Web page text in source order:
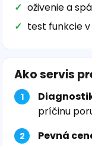
oživenie a
test funkcie
Ako servis
príčinu
Pevná